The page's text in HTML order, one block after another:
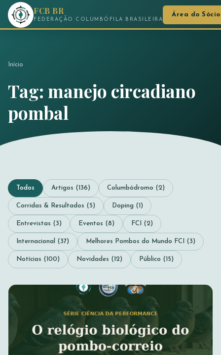
FCB BR
FEDERAÇÃO COLUMBÓFILA BRASILEIRA
Área do Sócio
Início
Tag: manejo circadiano
pombal
Todos Artigos (136) Columbódromo (2)
Corridas & Resultados (5) Doping (1)
Entrevistas (3) Eventos (8) FCI (2)
Internacional (37) Melhores Pombos do Mundo FCI (3)
Notícias (100) Novidades (12) Público (15)